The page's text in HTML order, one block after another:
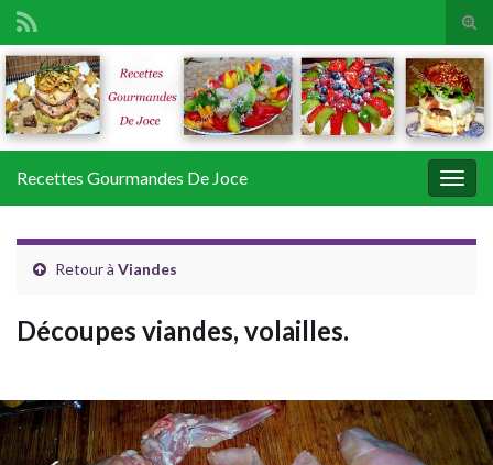
Search for:
Recettes Gourmandes De Joce
Retour à Viandes
Découpes viandes, volailles.